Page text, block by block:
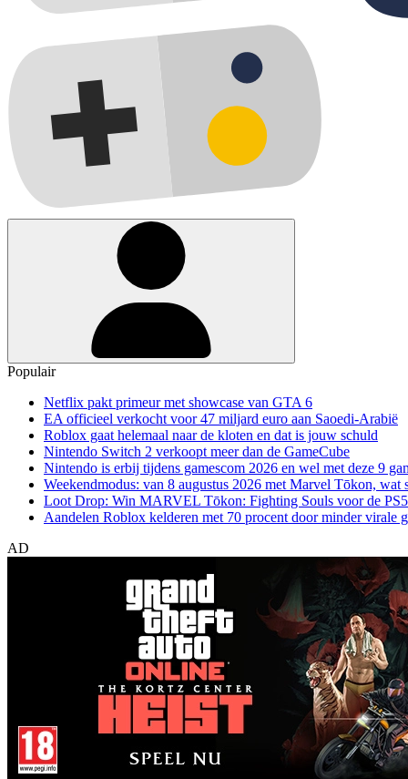
Populair
Netflix pakt primeur met showcase van GTA 6
EA officieel verkocht voor 47 miljard euro aan Saoedi-Arabië
Roblox gaat helemaal naar de kloten en dat is jouw schuld
Nintendo Switch 2 verkoopt meer dan de GameCube
Nintendo is erbij tijdens gamescom 2026 en wel met deze 9
Weekendmodus: van 8 augustus 2026 met Marvel Tōkon, wat
Loot Drop: Win MARVEL Tōkon: Fighting Souls voor de PS5
Aandelen Roblox kelderen met 70 procent door minder virale
AD